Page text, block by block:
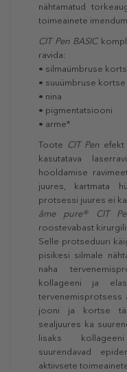
nähtamatud
toimeainete
CIT Pen BASIC
ravida:
• silmaümbruse
• suuümbruse kortse
• nina
• pigmentatsiooni
• arme*
Toote CIT Pen
kasutatava
hooldamise
juures, kartmata
protsessi juures ei
âme pure® CIT
roostevabast
Selle protseduuri
pisikesi silmale
naha
kollageeni ja
tervenemisprotsess
jooni ja kortse
sealjuures ka
lisaks
suurendavad
aktiivsete